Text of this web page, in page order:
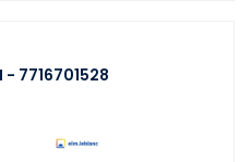
- 7716701528